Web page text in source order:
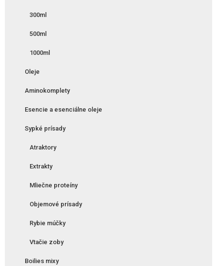
300ml
500ml
1000ml
Oleje
Aminokomplety
Esencie a esenciálne oleje
Sypké prísady
Atraktory
Extrakty
Mliečne proteíny
Objemové prísady
Rybie múčky
Vtačie zoby
Boilies mixy